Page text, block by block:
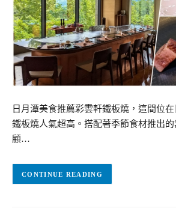
日月潭美食推薦彩雲軒鐵板燒，這間位
鐵板燒人氣超高。搭配著季節食材推出
顧…
CONTINUE READING